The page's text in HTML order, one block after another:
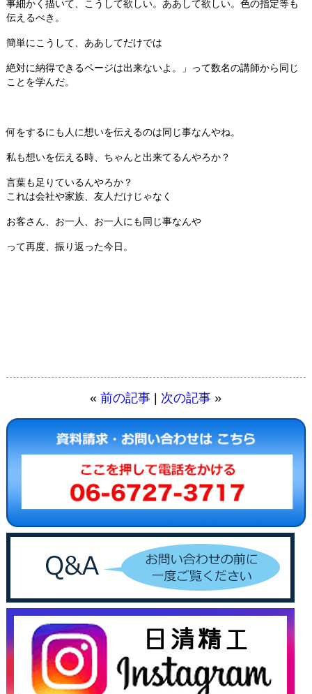
事細かく描いて、こうして欲しい。ああして欲しい。色の指定等も
伝えるべき。
簡単にこうして、ああしてだけでは
絶対に納得できるページは出来ないよ。」って数名の講師から同じ
ことを学んだ。
何をするにも人に想いを伝えるのは同じ事なんやね。
私も想いを伝える時、ちゃんと出来てるんやろか？
言葉も足りているんやろか？
これは会社や家族、友人だけじゃなく
お客さん、お一人、お一人にも同じ事なんや
って再度、振り返った今日。
«前の記事 次の記事 »